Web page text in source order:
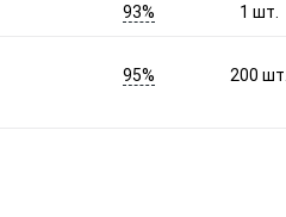
93% 1шт.
95% 200шт.